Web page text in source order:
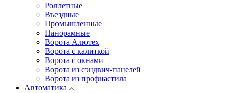
Роллетные
Въездные
Промышленные
Панорамные
Ворота Алютех
Ворота с калиткой
Ворота c окнами
Ворота из сэндвич-панелей
Ворота из профнастила
Автоматика